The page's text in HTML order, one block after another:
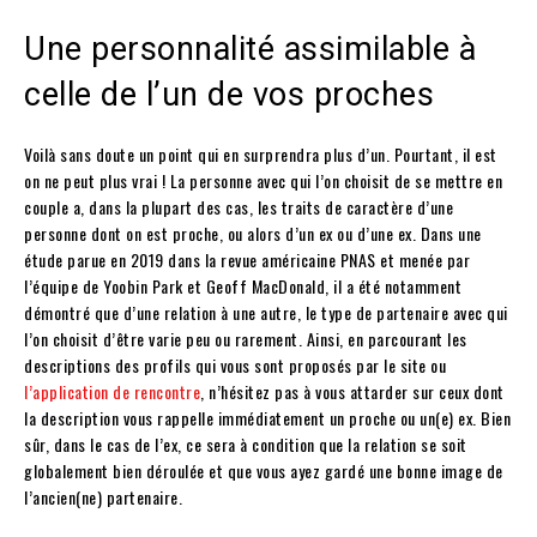
Une personnalité assimilable à
celle de l’un de vos proches
Voilà sans doute un point qui en surprendra plus d’un. Pourtant, il est
on ne peut plus vrai ! La personne avec qui l’on choisit de se mettre en
couple a, dans la plupart des cas, les traits de caractère d’une
personne dont on est proche, ou alors d’un ex ou d’une ex. Dans une
étude parue en 2019 dans la revue américaine PNAS et menée par
l’équipe de Yoobin Park et Geoff MacDonald, il a été notamment
démontré que d’une relation à une autre, le type de partenaire avec qui
l’on choisit d’être varie peu ou rarement. Ainsi, en parcourant les
descriptions des profils qui vous sont proposés par le site ou
l’application de rencontre, n’hésitez pas à vous attarder sur ceux dont
la description vous rappelle immédiatement un proche ou un(e) ex. Bien
sûr, dans le cas de l’ex, ce sera à condition que la relation se soit
globalement bien déroulée et que vous ayez gardé une bonne image de
l’ancien(ne) partenaire.